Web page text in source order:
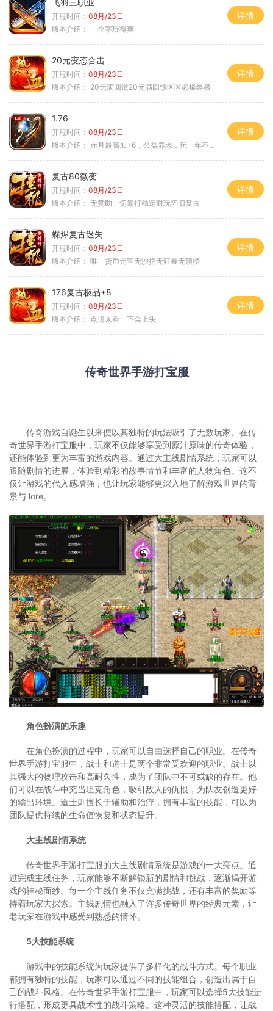
飞羽三职业
开服时间： 08月/23日
版本介绍： 一个字玩得爽
详情
20元变态合击
开服时间： 08月/23日
版本介绍： 20元满回馈20元满回馈区区必爆终极
详情
1.76
开服时间： 08月/23日
版本介绍： 赤月最高加+6，公益养老，玩一年不腻，屠龙
详情
复古80微变
开服时间： 08月/23日
版本介绍： 无赞助一切靠打稳定耐玩怀旧复古
详情
蝶烬复古迷失
开服时间： 08月/23日
版本介绍： 唯一货币元宝无沙捐无狂暴无顶榜
详情
176复古极品+8
开服时间： 08月/23日
版本介绍： 点进来看一下会上头
详情
传奇世界手游打宝服
传奇游戏自诞生以来便以其独特的玩法吸引了无数玩家。在传
奇世界手游打宝服中，玩家不仅能够享受到原汁原味的传奇体验，
还能体验到更为丰富的游戏内容。通过大主线剧情系统，玩家可以
跟随剧情的进展，体验到精彩的故事情节和丰富的人物角色。这不
仅让游戏的代入感增强，也让玩家能够更深入地了解游戏世界的背
景与 lore。
角色扮演的乐趣
在角色扮演的过程中，玩家可以自由选择自己的职业。在传奇
世界手游打宝服中，战士和道士是两个非常受欢迎的职业。战士以
其强大的物理攻击和高耐久性，成为了团队中不可或缺的存在。他
们可以在战斗中充当坦克角色，吸引敌人的仇恨，为队友创造更好
的输出环境。道士则擅长于辅助和治疗，拥有丰富的技能，可以为
团队提供持续的生命值恢复和状态提升。
大主线剧情系统
传奇世界手游打宝服的大主线剧情系统是游戏的一大亮点。通
过完成主线任务，玩家能够不断解锁新的剧情和挑战，逐渐揭开游
戏的神秘面纱。每一个主线任务不仅充满挑战，还有丰富的奖励等
待着玩家去探索。主线剧情也融入了许多传奇世界的经典元素，让
老玩家在游戏中感受到熟悉的情怀。
5大技能系统
游戏中的技能系统为玩家提供了多样化的战斗方式。每个职业
都拥有独特的技能，玩家可以通过不同的技能组合，创造出属于自
己的战斗风格。在传奇世界手游打宝服中，玩家可以选择5大技能进
行搭配，形成更具战术性的战斗策略。这种灵活的技能搭配，让战